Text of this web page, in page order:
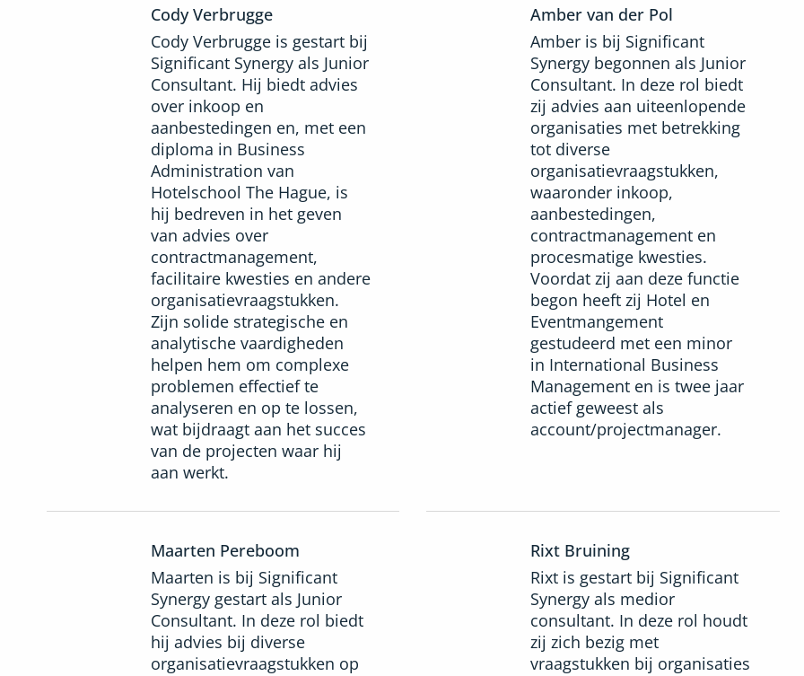
Cody Verbrugge
Cody Verbrugge is gestart bij
Significant Synergy als Junior
Consultant. Hij biedt advies
over inkoop en
aanbestedingen en, met een
diploma in Business
Administration van
Hotelschool The Hague, is
hij bedreven in het geven
van advies over
contractmanagement,
facilitaire kwesties en andere
organisatievraagstukken.
Zijn solide strategische en
analytische vaardigheden
helpen hem om complexe
problemen effectief te
analyseren en op te lossen,
wat bijdraagt aan het succes
van de projecten waar hij
aan werkt.
Amber van der Pol
Amber is bij Significant
Synergy begonnen als Junior
Consultant. In deze rol biedt
zij advies aan uiteenlopende
organisaties met betrekking
tot diverse
organisatievraagstukken,
waaronder inkoop,
aanbestedingen,
contractmanagement en
procesmatige kwesties.
Voordat zij aan deze functie
begon heeft zij Hotel en
Eventmangement
gestudeerd met een minor
in International Business
Management en is twee jaar
actief geweest als
account/projectmanager.
Maarten Pereboom
Maarten is bij Significant
Synergy gestart als Junior
Consultant. In deze rol biedt
hij advies bij diverse
organisatievraagstukken op
Rixt Bruining
Rixt is gestart bij Significant
Synergy als medior
consultant. In deze rol houdt
zij zich bezig met
vraagstukken bij organisaties